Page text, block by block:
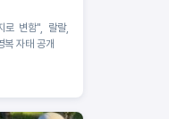
로 변함", 랄랄,
복 자태 공개